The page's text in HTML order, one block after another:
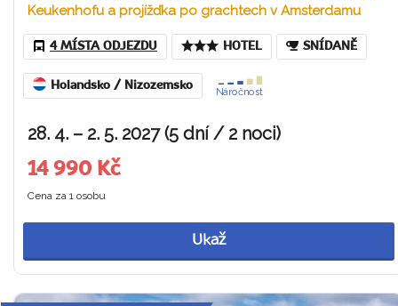
Keukenhofu a projížďka po grachtech v Amsterdamu
4 MÍSTA ODJEZDU HOTEL SNÍDANĚ
Holandsko / Nizozemsko
Náročnost
28. 4. – 2. 5. 2027 (5 dní / 2 noci)
14 990 Kč
Cena za 1 osobu
Ukaž